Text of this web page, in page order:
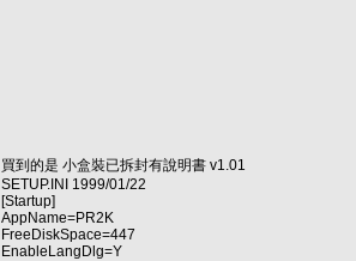
買到的是 小盒裝已拆封有說明書 v1.01
SETUP.INI 1999/01/22
[Startup]
AppName=PR2K
FreeDiskSpace=447
EnableLangDlg=Y